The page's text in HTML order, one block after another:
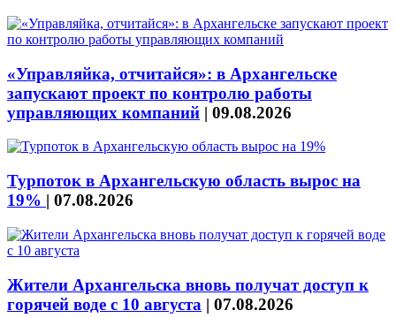
«Управляйка, отчитайся»: в Архангельске
запускают проект по контролю работы
управляющих компаний | 09.08.2026
Турпоток в Архангельскую область вырос на
19% | 07.08.2026
Жители Архангельска вновь получат доступ к
горячей воде с 10 августа | 07.08.2026